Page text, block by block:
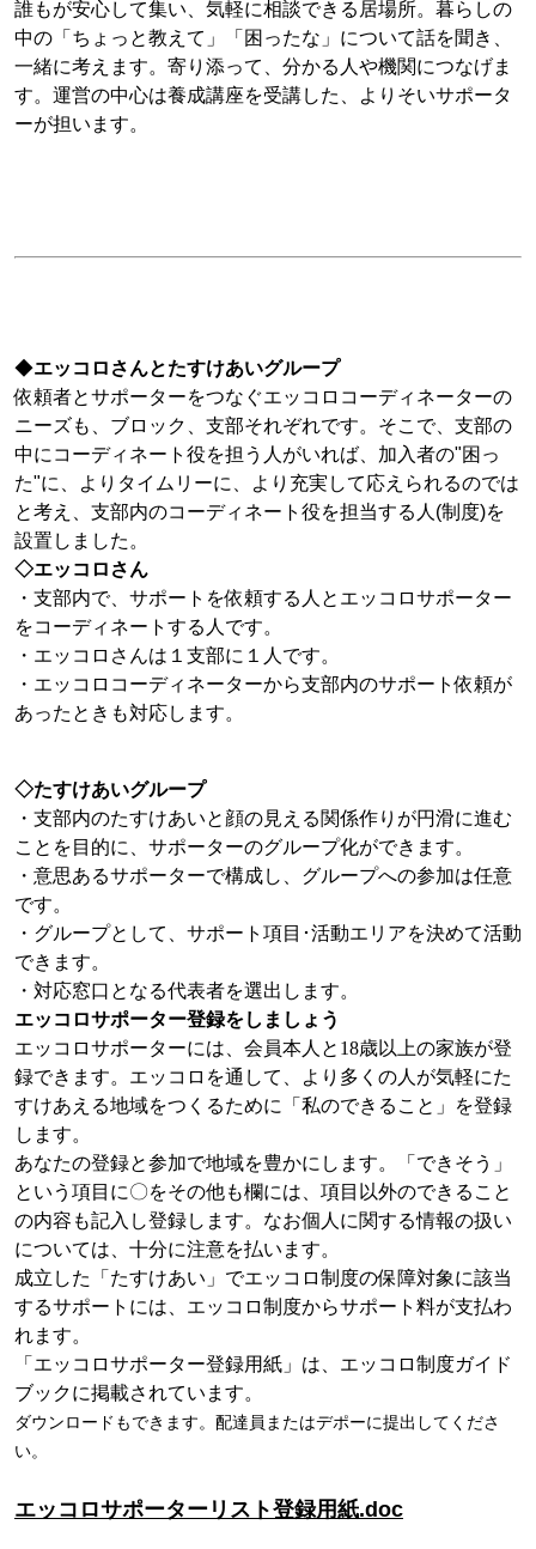
誰もが安心して集い、気軽に相談できる居場所。暮らしの
中の「ちょっと教えて」「困ったな」について話を聞き、
一緒に考えます。寄り添って、分かる人や機関につなげま
す。運営の中心は養成講座を受講した、よりそいサポータ
ーが担います。
◆エッコロさんとたすけあいグループ
依頼者とサポーターをつなぐエッコロコーディネーターの
ニーズも、ブロック、支部それぞれです。そこで、支部の
中にコーディネート役を担う人がいれば、加入者の"困っ
た"に、よりタイムリーに、より充実して応えられるのでは
と考え、支部内のコーディネート役を担当する人(制度)を
設置しました。
◇エッコロさん
・支部内で、サポートを依頼する人とエッコロサポーター
をコーディネートする人です。
・エッコロさんは１支部に１人です。
・エッコロコーディネーターから支部内のサポート依頼が
あったときも対応します。
◇たすけあいグループ
・支部内のたすけあいと顔の見える関係作りが円滑に進む
ことを目的に、サポーターのグループ化ができます。
・意思あるサポーターで構成し、グループへの参加は任意
です。
・グループとして、サポート項目･活動エリアを決めて活動
できます。
・対応窓口となる代表者を選出します。
エッコロサポーター登録をしましょう
エッコロサポーターには、会員本人と18歳以上の家族が登
録できます。エッコロを通して、より多くの人が気軽にた
すけあえる地域をつくるために「私のできること」を登録
します。
あなたの登録と参加で地域を豊かにします。「できそう」
という項目に〇をその他も欄には、項目以外のできること
の内容も記入し登録します。なお個人に関する情報の扱い
については、十分に注意を払います。
成立した「たすけあい」でエッコロ制度の保障対象に該当
するサポートには、エッコロ制度からサポート料が支払わ
れます。
「エッコロサポーター登録用紙」は、エッコロ制度ガイド
ブックに掲載されています。
ダウンロードもできます。配達員またはデポーに提出してくださ
い。
エッコロサポーターリスト登録用紙.doc